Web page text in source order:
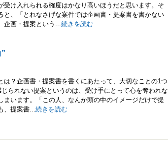
受け入れられる確度はかなり高いほうだと思います。そ
と、「とれなさげな案件では企画書・提案書を書かない
企画・提案という...続きを読む
？企画書・提案書を書くにあたって、大切なことの1つ
られない提案というのは、受け手にとって心を奪われな
まいます。「この人、なんか頭の中のイメージだけで提
、提案書...続きを読む